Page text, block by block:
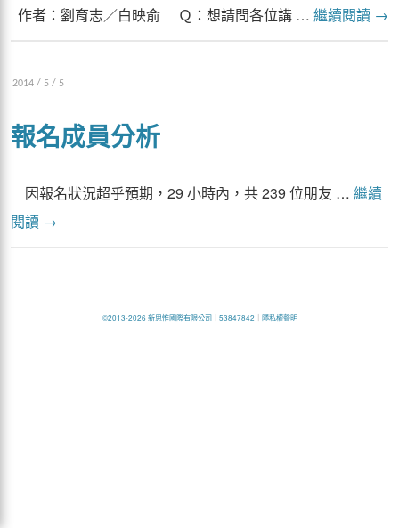
作者：劉育志／白映俞 Ｑ：想請問各位講 … 繼續閱讀 →
2014 / 5 / 5
報名成員分析
因報名狀況超乎預期，29 小時內，共 239 位朋友 … 繼續
閱讀 →
©2013-2026 新思惟國際有限公司｜ 53847842 ｜ 隱私權聲明